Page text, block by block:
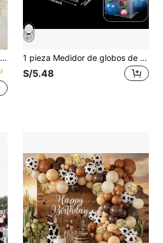
1 pieza Medidor de globos de 11 agujeros, herramienta de medición plegable para decoración de globos, arco de globos, columna de globos, foto de globos, globos de fiesta, globos de cumpleaños, decoración de cumpleaños, decoración elegante de habitación, suministros de decoración de fiesta
S/5.48